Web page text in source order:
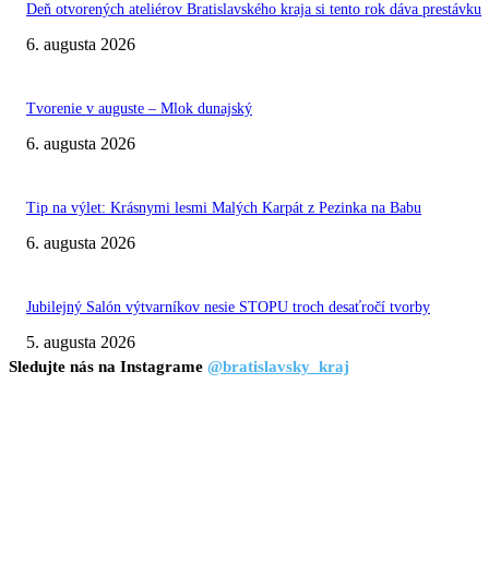
Deň otvorených ateliérov Bratislavského kraja si tento rok dáva prestávku
6. augusta 2026
Tvorenie v auguste – Mlok dunajský
6. augusta 2026
Tip na výlet: Krásnymi lesmi Malých Karpát z Pezinka na Babu
6. augusta 2026
Jubilejný Salón výtvarníkov nesie STOPU troch desaťročí tvorby
5. augusta 2026
Sledujte nás na Instagrame @bratislavsky_kraj